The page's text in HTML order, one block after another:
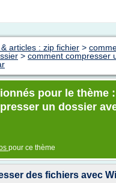
articles : zip fichier >
> comment compresser
pour le thème :
un dossier
pour ce thème
des fichiers avec